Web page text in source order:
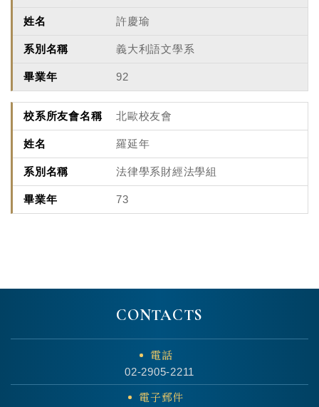
許慶瑜
義大利語文學系
92
北歐校友會
羅延年
法律學系財經法學組
73
CONTACTS
電話
02-2905-2211
電子郵件